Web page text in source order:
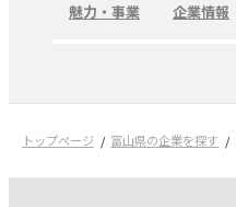
魅力・事業 企業情報
トップページ 富山県の企業を探す